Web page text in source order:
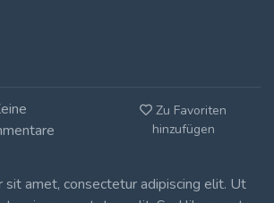
Zu Favoriten
hinzufügen
sit amet, consectetur adipiscing elit. Ut